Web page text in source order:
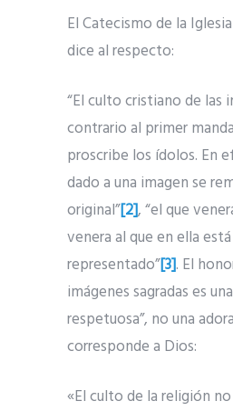
El Catecismo de la
dice al respecto:
“El culto cristiano de las
contrario al primer
proscribe los ídolos. En
dado a una imagen se
original”[2], “el que
venera al que en ella está
representado”[3]. El
imágenes sagradas es
respetuosa”, no una
corresponde a Dios:
«El culto de la religión